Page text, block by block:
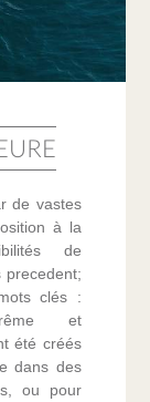
de vastes
à la
de
precedent;
clés :
et
été créés
dans des
ou pour